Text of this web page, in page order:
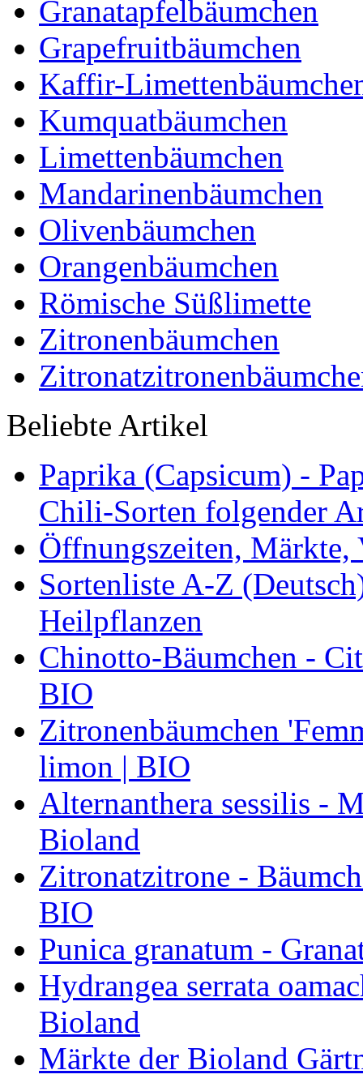
Granatapfelbäumchen
Grapefruitbäumchen
Kaffir-
Kumquatbäumchen
Limettenbäumchen
Mandarinenbäumchen
Olivenbäumchen
Orangenbäumchen
Römische Süßlimette
Zitronenbäumchen
Beliebte Artikel
Paprika (Capsicum) -
Chili-Sorten folgender
Öffnungszeiten, Märkte,
Sortenliste A-Z
Heilpflanzen
Chinotto-Bäumchen -
BIO
Zitronenbäumchen
limon | BIO
Alternanthera sessilis -
Bioland
Zitronatzitrone -
BIO
Punica granatum -
Hydrangea serrata
Bioland
Märkte der Bioland